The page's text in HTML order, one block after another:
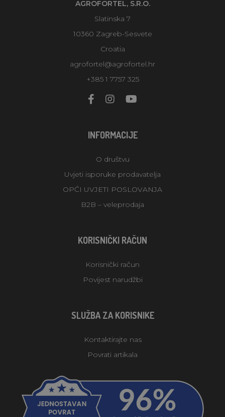
AGROFORTEL, S.R.O.
Slatinska 7
10360 Zagreb-Sesvete
Croatia
agrofortel@agrofortel.hr
+385 1 7757 325
INFORMACIJE
O društvu
Uvjeti isporuke prodavatelja
OPĆI UVJETI POSLOVANJA
B2B – veleprodaja
KORISNIČKI RAČUN
Korisnički račun
Povijest narudžbi
SLUŽBA ZA KORISNIKE
Kontaktirajte nas
Povrati artikala